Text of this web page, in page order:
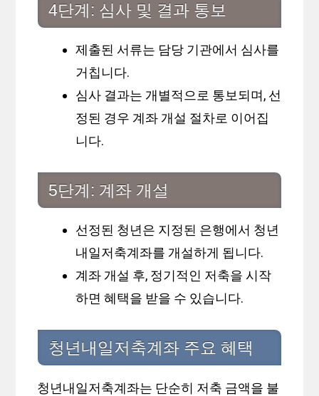
4단계: 심사 및 결과 통보
제출된 서류는 담당 기관에서 심사를
거칩니다.
심사 결과는 개별적으로 통보되며, 선
정된 경우 계좌 개설 절차로 이어집
니다.
5단계: 계좌 개설
선정된 청년은 지정된 은행에서 청년
내일저축계좌를 개설하게 됩니다.
계좌 개설 후, 정기적인 저축을 시작
하면 혜택을 받을 수 있습니다.
청년내일저축계좌 주요 혜택
청년내일저축계좌는 단순히 저축 금액을 불